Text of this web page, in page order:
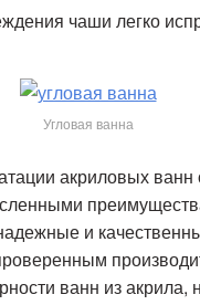
чаши легко
Угловая ванна
акриловых ванн
и
ванн из акрила,